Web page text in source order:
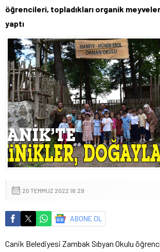
6.660,55
öğrencileri, topladıkları organik
yaptı
20 TEMMUZ 2022 18:29
ABONE OL
Canik Belediyesi Zambak Sıbyan Okulu